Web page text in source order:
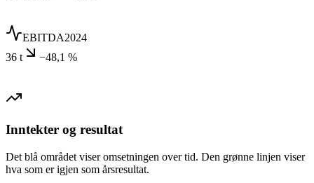
EBITDA2024
36 t
−48,1 %
Inntekter og resultat
Det blå området viser omsetningen over tid. Den grønne linjen viser
hva som er igjen som årsresultat.